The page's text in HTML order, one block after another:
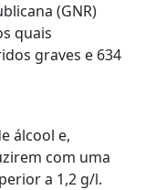
(GNR)
quais
graves e 634
álcool e,
com uma
a 1,2 g/l.